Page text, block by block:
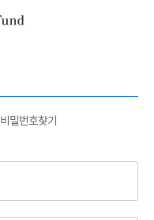
비밀번호찾기